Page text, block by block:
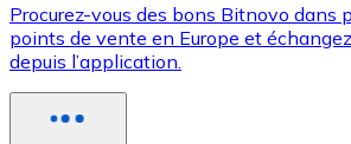
Procurez-vous des bons Bitnovo dans
points de vente en Europe et
depuis l’application.